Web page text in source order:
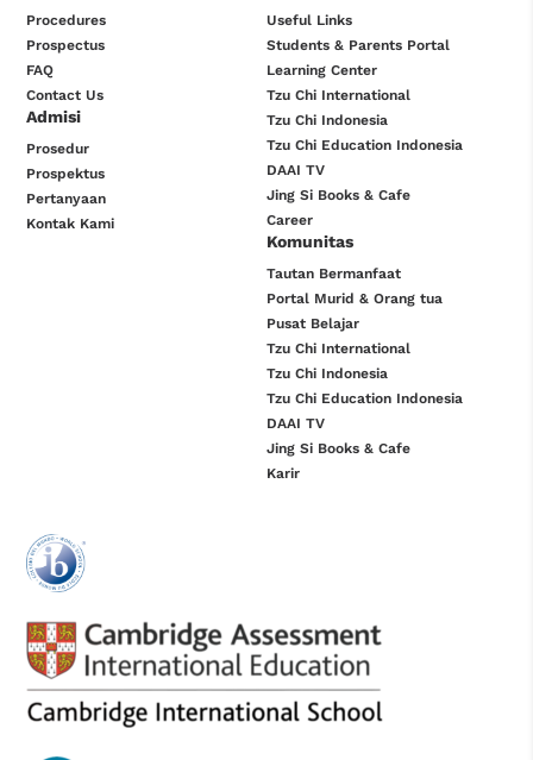
Procedures
Prospectus
FAQ
Contact Us
Admisi
Prosedur
Prospektus
Pertanyaan
Kontak Kami
Useful Links
Students & Parents Portal
Learning Center
Tzu Chi International
Tzu Chi Indonesia
Tzu Chi Education Indonesia
DAAI TV
Jing Si Books & Cafe
Career
Komunitas
Tautan Bermanfaat
Portal Murid & Orang tua
Pusat Belajar
Tzu Chi International
Tzu Chi Indonesia
Tzu Chi Education Indonesia
DAAI TV
Jing Si Books & Cafe
Karir